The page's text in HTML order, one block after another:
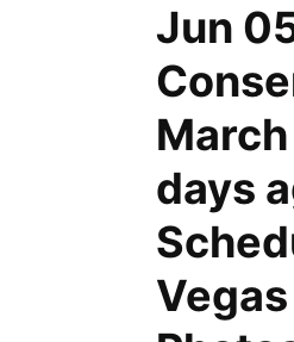
Jun
days